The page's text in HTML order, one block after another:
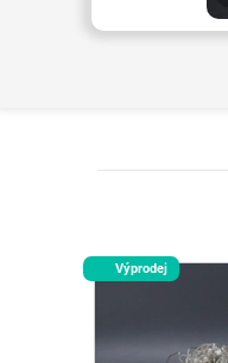
Výprodej